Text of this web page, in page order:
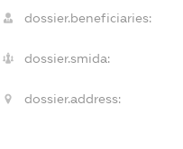
dossier.beneficiaries:
dossier.smida:
dossier.address: